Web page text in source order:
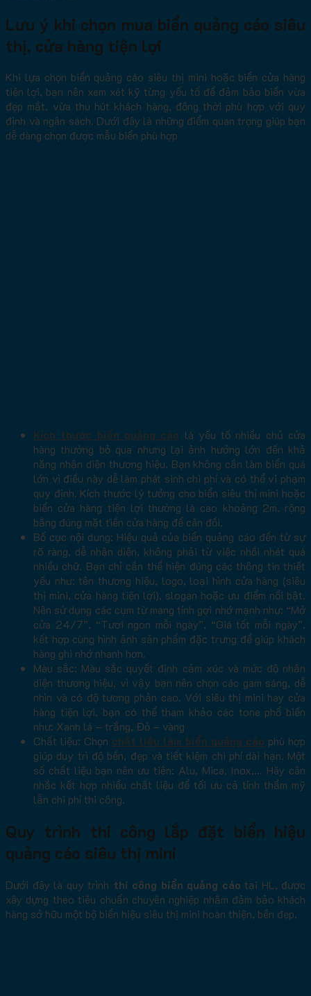
Lưu ý khi chọn mua biển quảng cáo siêu
thị, cửa hàng tiện lợi
Khi lựa chọn biển quảng cáo siêu thị mini hoặc biển cửa hàng
tiện lợi, bạn nên xem xét kỹ từng yếu tố để đảm bảo biển vừa
đẹp mắt, vừa thu hút khách hàng, đồng thời phù hợp với quy
định và ngân sách. Dưới đây là những điểm quan trọng giúp bạn
dễ dàng chọn được mẫu biển phù hợp
Kích thước biển quảng cáo là yếu tố nhiều chủ cửa
hàng thường bỏ qua nhưng lại ảnh hưởng lớn đến khả
năng nhận diện thương hiệu. Bạn không cần làm biển quá
lớn vì điều này dễ làm phát sinh chi phí và có thể vi phạm
quy định. Kích thước lý tưởng cho biển siêu thị mini hoặc
biển cửa hàng tiện lợi thường là cao khoảng 2m, rộng
bằng đúng mặt tiền cửa hàng để cân đối.
Bố cục nội dung: Hiệu quả của biển quảng cáo đến từ sự
rõ ràng, dễ nhận diện, không phải từ việc nhồi nhét quá
nhiều chữ. Bạn chỉ cần thể hiện đúng các thông tin thiết
yếu như: tên thương hiệu, logo, loại hình cửa hàng (siêu
thị mini, cửa hàng tiện lợi), slogan hoặc ưu điểm nổi bật.
Nên sử dụng các cụm từ mang tính gợi nhớ mạnh như: “Mở
cửa 24/7”, “Tươi ngon mỗi ngày”, “Giá tốt mỗi ngày”,
kết hợp cùng hình ảnh sản phẩm đặc trưng để giúp khách
hàng ghi nhớ nhanh hơn.
Màu sắc: Màu sắc quyết định cảm xúc và mức độ nhận
diện thương hiệu, vì vậy bạn nên chọn các gam sáng, dễ
nhìn và có độ tương phản cao. Với siêu thị mini hay cửa
hàng tiện lợi, bạn có thể tham khảo các tone phổ biến
như: Xanh lá – trắng, Đỏ – vàng
Chất liệu: Chọn chất liệu làm biển quảng cáo phù hợp
giúp duy trì độ bền, đẹp và tiết kiệm chi phí dài hạn. Một
số chất liệu bạn nên ưu tiên: Alu, Mica, Inox,… Hãy cân
nhắc kết hợp nhiều chất liệu để tối ưu cả tính thẩm mỹ
lẫn chi phí thi công.
Quy trình thi công lắp đặt biển hiệu
quảng cáo siêu thị mini
Dưới đây là quy trình thi công biển quảng cáo tại HL, được
xây dựng theo tiêu chuẩn chuyên nghiệp nhằm đảm bảo khách
hàng sở hữu một bộ biển hiệu siêu thị mini hoàn thiện, bền đẹp.